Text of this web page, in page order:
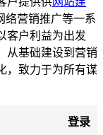
络营销推广等一系
客户利益为出发
从基础建设到营销
，致力于为所有谋
登录